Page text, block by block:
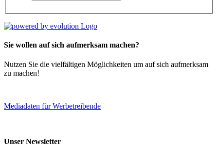
Sie wollen auf sich aufmerksam machen?
Nutzen Sie die vielfältigen Möglichkeiten um auf sich aufmerksam
zu machen!
Mediadaten für Werbetreibende
Unser Newsletter